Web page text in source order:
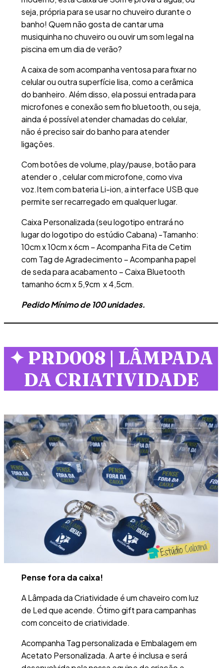
seja, própria para se usar no chuveiro durante o
banho! Quem não gosta de cantar uma
musiquinha no chuveiro ou ouvir um som legal na
piscina em um dia de verão?
A caixa de som acompanha ventosa para fixar no
celular ou outra superfície lisa, como a cerâmica
do banheiro. Além disso, ela possui entrada para
microfones e conexão sem fio bluetooth, ou seja,
ainda é possível atender chamadas do celular,
não é preciso sair do banho para atender
ligações.
Com botões de volume, play/pause, botão para
atender o , celular com microfone, como viva
voz.Item com bateria Li-ion, a interface USB que
permite ser recarregado em qualquer lugar.
Caixa Personalizada (seu logotipo entrará no
lugar do logotipo do estúdio Cabana) -Tamanho:
10cm x 10cm x 6cm – Acompanha Fita de Cetim
com Tag de Agradecimento – Acompanha papel
de seda para acabamento – Caixa Bluetooth
tamanho 6cm x 5,9cm x 4,5cm.
Pedido Mínimo de 100 unidades.
✦ PRD008 | LÂMPADA
DA CRIATIVIDADE
Pense fora da caixa!
A Lâmpada da Criatividade é um chaveiro com luz
de Led que acende. Ótimo gift para campanhas
com conceito de criatividade.
Acompanha Tag personalizada e Embalagem em
Acetato Personalizada. A arte é inclusa e será